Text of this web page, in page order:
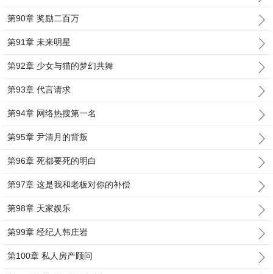
第90章 奖励二百万
第91章 未来明星
第92章 少女与猫的梦幻共舞
第93章 代言请求
第94章 网络热搜第一名
第95章 尹清月的背叛
第96章 死都要死的明白
第97章 这是我和老板对你的补偿
第98章 天家娱乐
第99章 经纪人韩庄岩
第100章 私人房产顾问